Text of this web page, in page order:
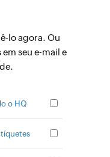
lo agora. Ou
seu e-mail e
o HQ
tíquetes